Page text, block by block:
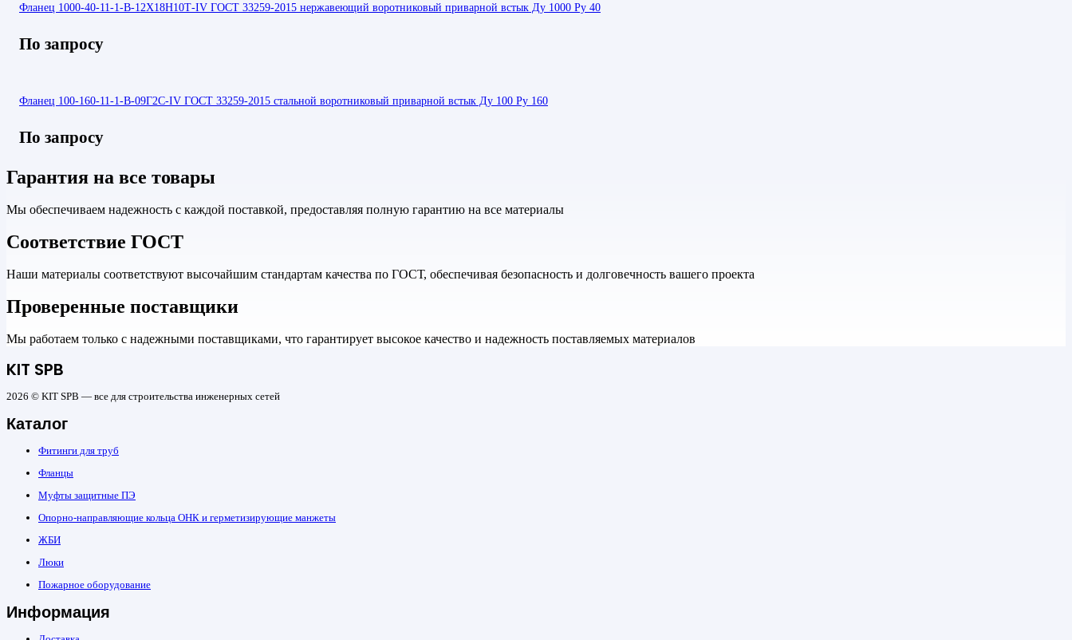
Фланец 1000-40-11-1-В-12Х18Н10Т-IV ГОСТ 33259-2015 нержавеющий воротниковый приварной встык Ду 1000 Ру 40
По запросу
Фланец 100-160-11-1-В-09Г2С-IV ГОСТ 33259-2015 стальной воротниковый приварной встык Ду 100 Ру 160
По запросу
Гарантия на все товары
Мы обеспечиваем надежность с каждой поставкой, предоставляя полную гарантию на все материалы
Соответствие ГОСТ
Наши материалы соответствуют высочайшим стандартам качества по ГОСТ, обеспечивая безопасность и долговечность вашего проекта
Проверенные поставщики
Мы работаем только с надежными поставщиками, что гарантирует высокое качество и надежность поставляемых материалов
KIT SPB
2026 © KIT SPB — все для строительства инженерных сетей
Каталог
Фитинги для труб
Фланцы
Муфты защитные ПЭ
Опорно-направляющие кольца ОНК и герметизирующие манжеты
ЖБИ
Люки
Пожарное оборудование
Информация